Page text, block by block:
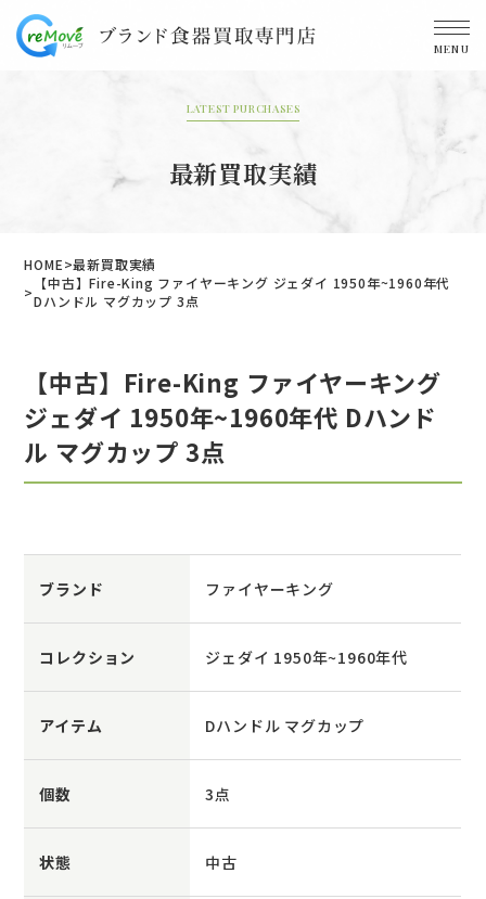
MENU
LATEST PURCHASES
最新買取実績
HOME
最新買取実績
【中古】Fire-King ファイヤーキング ジェダイ 1950年~1960年代
Dハンドル マグカップ 3点
【中古】Fire-King ファイヤーキング
ジェダイ 1950年~1960年代 Dハンド
ル マグカップ 3点
ブランド ファイヤーキング
コレクション ジェダイ 1950年~1960年代
アイテム Dハンドル マグカップ
個数 3点
状態 中古